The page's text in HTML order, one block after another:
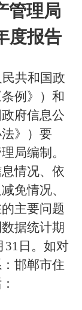
管理局
度报告
共和国政
例》）和
府信息公
》）要
局编制。
情况、依
免情况、
主要问题
据统计期
31日。如对
邯郸市住